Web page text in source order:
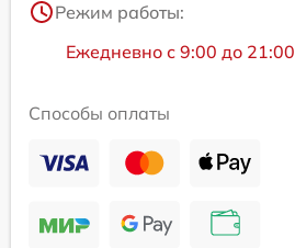
Режим работы:
Ежедневно с 9:00 до 21:00
Способы оплаты